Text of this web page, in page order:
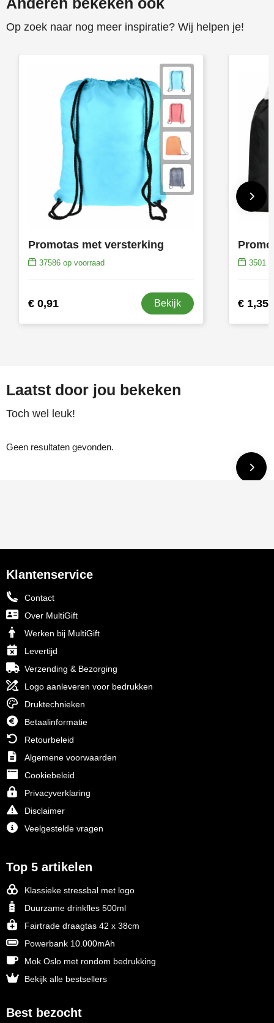
Toppoint
Victorinox
Waterman
Op zoek naar nog meer inspiratie? Wij helpen je!
Promotas met versterking
37586op voorraad
€ 0,91 Bekijk
3501
€ 1,35
Laatst door jou bekeken
Toch wel leuk!
Geen resultaten gevonden.
Klantenservice
Contact
Over MultiGift
Werken bij MultiGift
Levertijd
Verzending & Bezorging
Logo aanleveren voor bedrukken
Druktechnieken
Betaalinformatie
Retourbeleid
Algemene voorwaarden
Cookiebeleid
Privacyverklaring
Disclaimer
Veelgestelde vragen
Top 5 artikelen
Klassieke stressbal met logo
Duurzame drinkfles 500ml
Fairtrade draagtas 42 x 38cm
Powerbank 10.000mAh
Mok Oslo met rondom bedrukking
Bekijk alle bestsellers
Best bezocht